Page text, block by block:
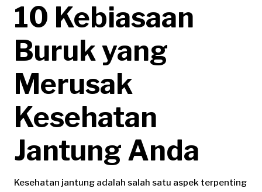
10 Kebiasaan
Buruk yang
Merusak
Kesehatan
Jantung Anda
Kesehatan jantung adalah salah satu aspek terpenting